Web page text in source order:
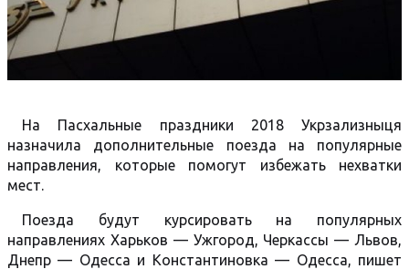
На Пасхальные праздники 2018 Укрзализныця
назначила дополнительные поезда на популярные
направления, которые помогут избежать нехватки
мест.
Поезда будут курсировать на популярных
направлениях Харьков — Ужгород, Черкассы — Львов,
Днепр — Одесса и Константиновка — Одесса, пишет